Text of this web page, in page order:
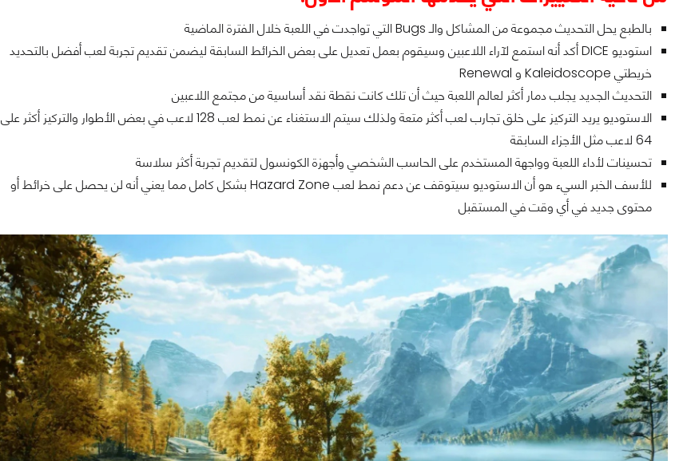
بالطبع يحل التحديث مجموعة من المشاكل والـ Bugs التي تواجدت في اللعبة خلال الفترة الماضية
استوديو DICE أكد أنه استمع لآراء اللاعبين وسيقوم بعمل تعديل على بعض الخرائط السابقة ليضمن تقديم تجربة لعب أفضل بالتحديد
خريطتي Kaleidoscope و Renewal
التحديث الجديد يجلب دمار أكثر لعالم اللعبة حيث أن تلك كانت نقطة نقد أساسية من مجتمع اللاعبين
الاستوديو يريد التركيز على خلق تجارب لعب أكثر متعة ولذلك سيتم الاستغناء عن نمط لعب 128 لاعب في بعض الأطوار والتركيز أكثر على
64 لاعب مثل الأجزاء السابقة
تحسينات لأداء اللعبة وواجهة المستخدم على الحاسب الشخصي وأجهزة الكونسول لتقديم تجربة أكثر سلاسة
للأسف الخبر السيء هو أن الاستوديو سيتوقف عن دعم نمط لعب Hazard Zone بشكل كامل مما يعني أنه لن يحصل على خرائط أو
محتوى جديد في أي وقت في المستقبل